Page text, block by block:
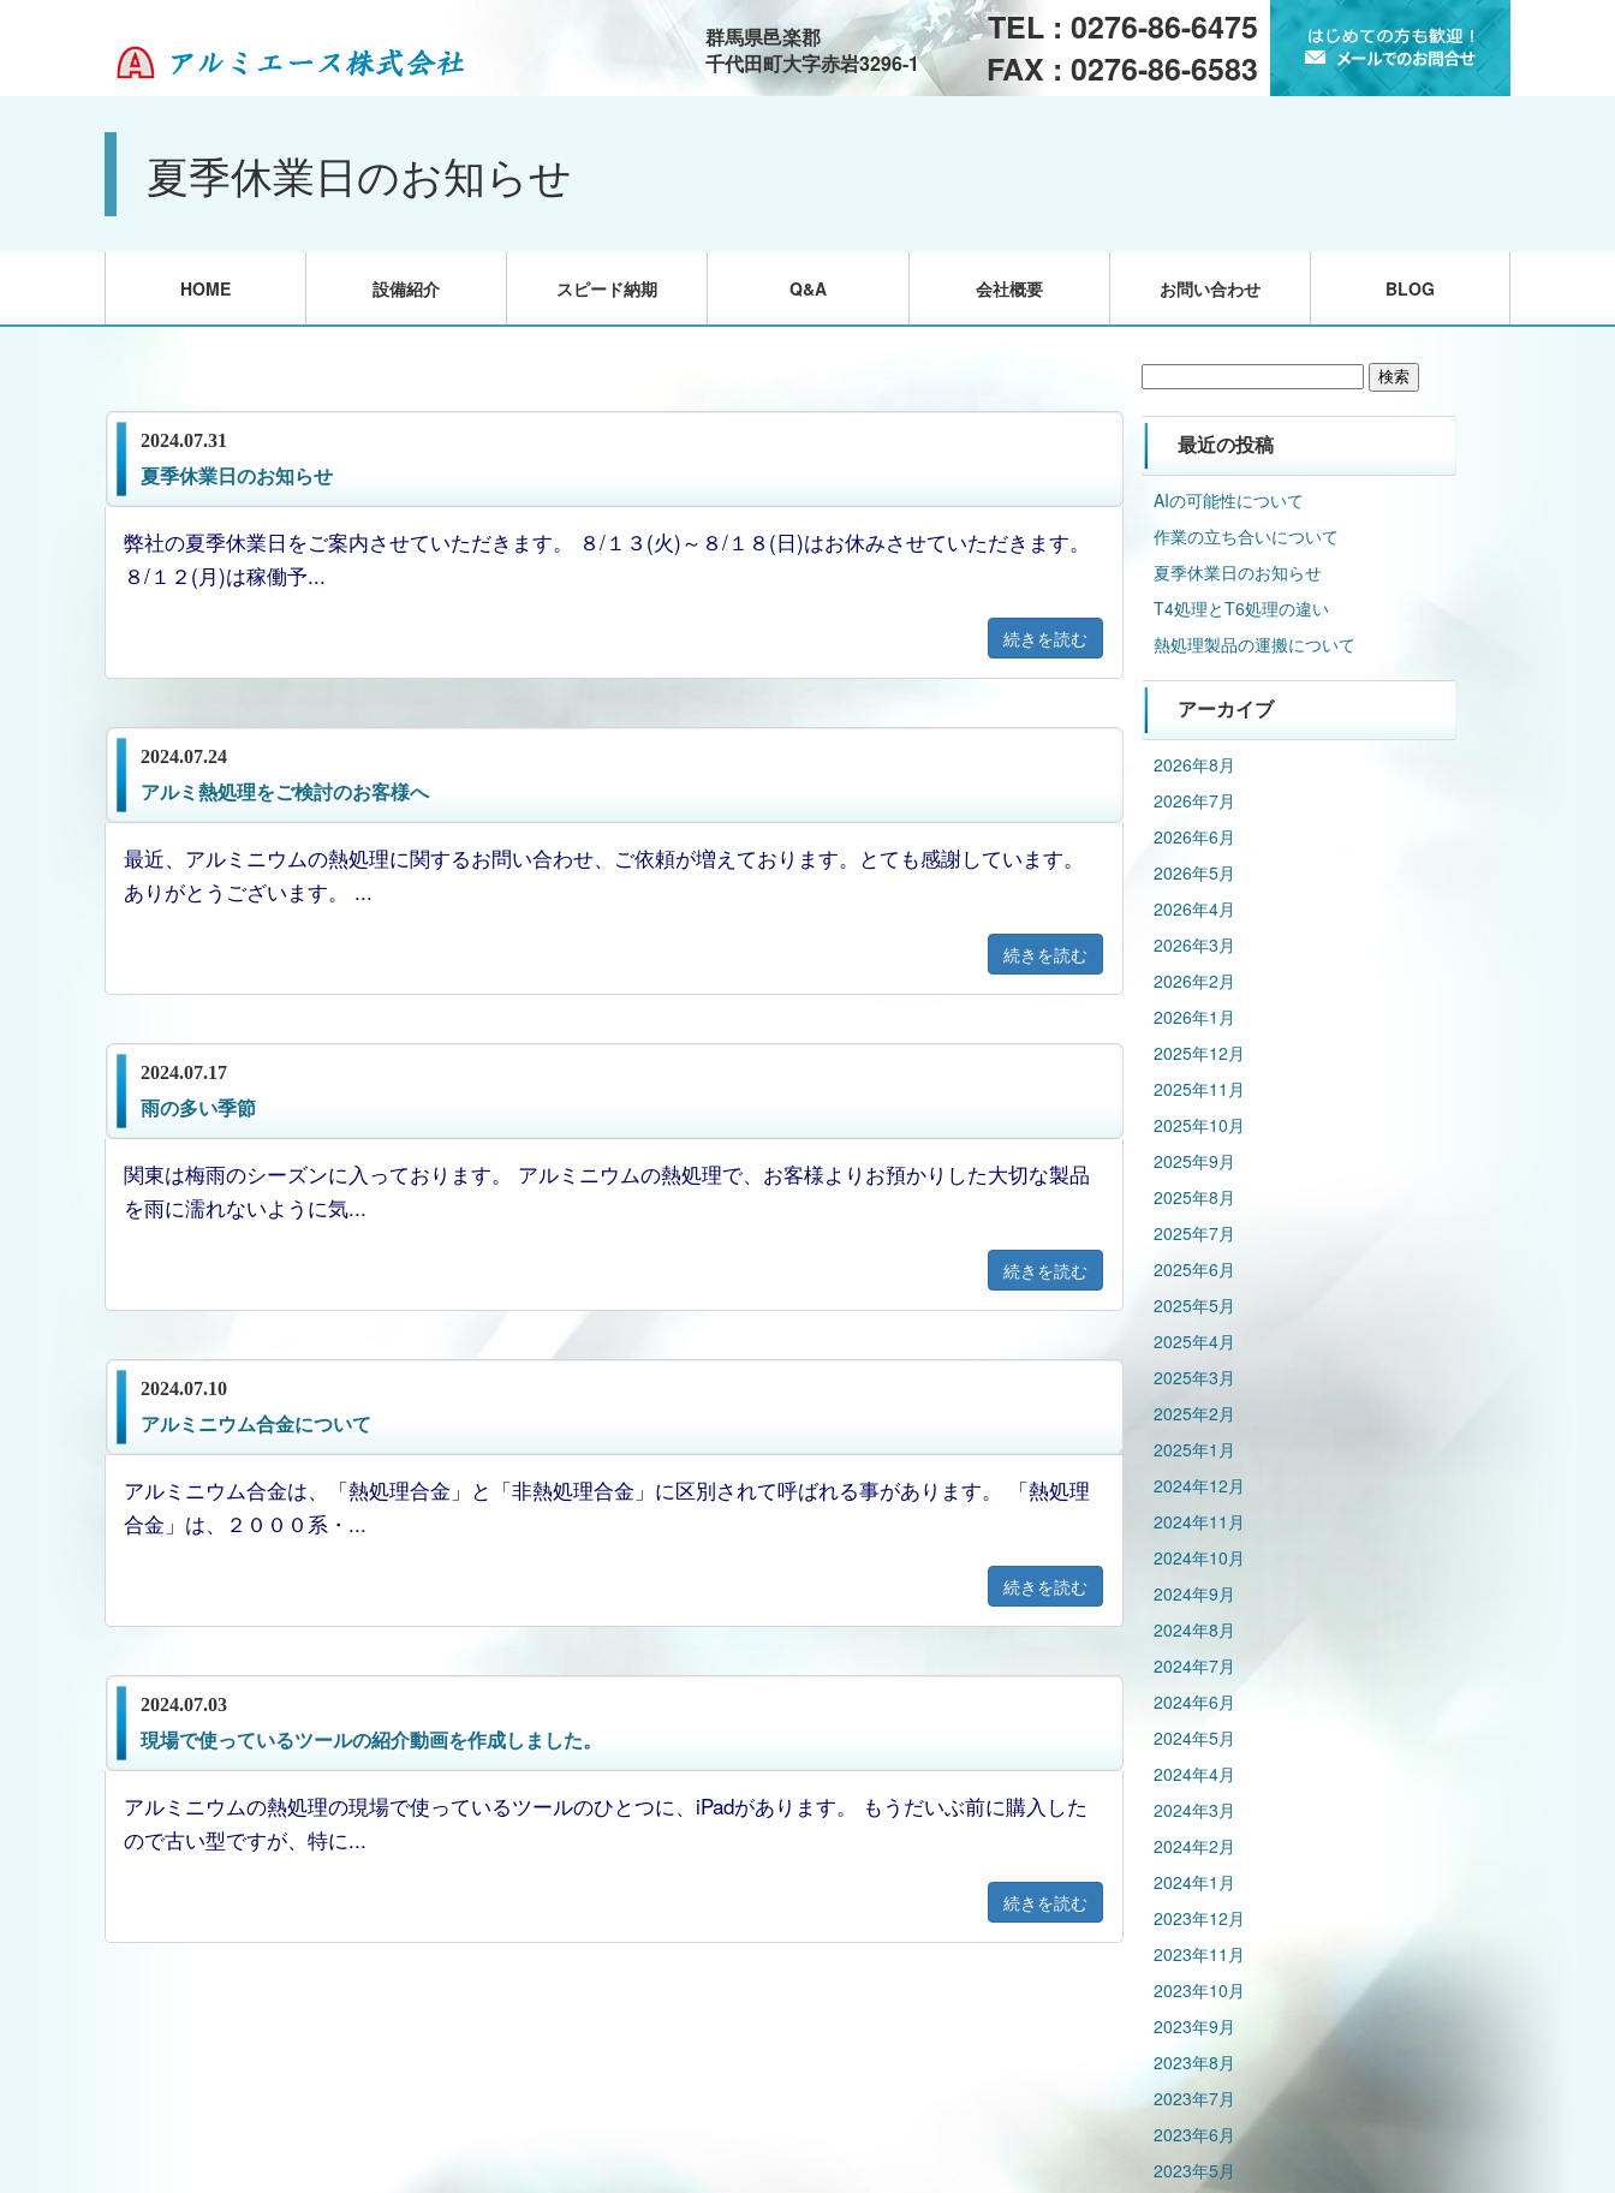
TEL : 0276-86-6475
FAX : 0276-86-6583
群馬県邑楽郡
千代田町大字赤岩3296-1
夏季休業日のお知らせ
HOME 設備紹介 スピード納期 Q&A 会社概要 お問い合わせ BLOG
2024.07.31
夏季休業日のお知らせ
弊社の夏季休業日をご案内させていただきます。 ８/１３(火)～８/１８(日)はお休みさせていただきます。
８/１２(月)は稼働予...
続きを読む
2024.07.24
アルミ熱処理をご検討のお客様へ
最近、アルミニウムの熱処理に関するお問い合わせ、ご依頼が増えております。とても感謝しています。
ありがとうございます。 ...
続きを読む
2024.07.17
雨の多い季節
関東は梅雨のシーズンに入っております。 アルミニウムの熱処理で、お客様よりお預かりした大切な製品
を雨に濡れないように気...
続きを読む
2024.07.10
アルミニウム合金について
アルミニウム合金は、「熱処理合金」と「非熱処理合金」に区別されて呼ばれる事があります。 「熱処理
合金」は、２０００系・...
続きを読む
2024.07.03
現場で使っているツールの紹介動画を作成しました。
アルミニウムの熱処理の現場で使っているツールのひとつに、iPadがあります。 もうだいぶ前に購入した
ので古い型ですが、特に...
続きを読む
最近の投稿
AIの可能性について
作業の立ち合いについて
夏季休業日のお知らせ
T4処理とT6処理の違い
熱処理製品の運搬について
アーカイブ
2026年8月
2026年7月
2026年6月
2026年5月
2026年4月
2026年3月
2026年2月
2026年1月
2025年12月
2025年11月
2025年10月
2025年9月
2025年8月
2025年7月
2025年6月
2025年5月
2025年4月
2025年3月
2025年2月
2025年1月
2024年12月
2024年11月
2024年10月
2024年9月
2024年8月
2024年7月
2024年6月
2024年5月
2024年4月
2024年3月
2024年2月
2024年1月
2023年12月
2023年11月
2023年10月
2023年9月
2023年8月
2023年7月
2023年6月
2023年5月